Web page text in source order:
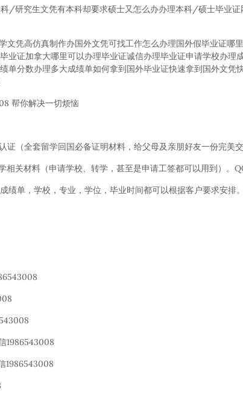
/研究生文凭有本科却要求硕士又怎么办办理本科/硕士毕业
文凭高仿真制作办国外文凭可找工作怎么办理国外假毕业证哪
业证加拿大哪里可以办理毕业证诚信办理毕业证申请学校办理
单分数办理多大成绩单如何拿到国外毕业证快速拿到国外文凭
帮你解决一切烦恼
证（全套留学回国必备证明材料，给父母及亲朋好友一份完美
相关材料（申请学校、转学，甚至是申请工签都可以用到）。
绩单，学校，专业，学位，毕业时间都可以根据客户要求安排
1986543008
1986543008